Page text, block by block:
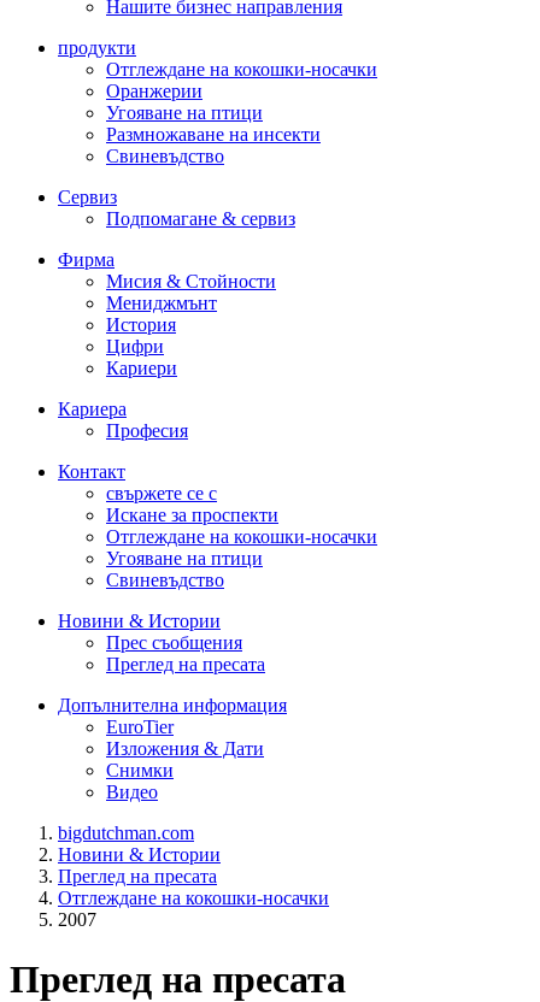
Нашите бизнес направления
продукти
Отглеждане на кокошки-носачки
Оранжерии
Угояване на птици
Размножаване на инсекти
Свиневъдство
Сервиз
Подпомагане & сервиз
Фирма
Мисия & Стойности
Мениджмънт
История
Цифри
Кариери
Кариера
Професия
Контакт
свържете се с
Искане за проспекти
Отглеждане на кокошки-носачки
Угояване на птици
Свиневъдство
Новини & Истории
Прес съобщения
Преглед на пресата
Допълнителна информация
EuroTier
Изложения & Дати
Снимки
Видео
bigdutchman.com
Новини & Истории
Преглед на пресата
Отглеждане на кокошки-носачки
2007
Преглед на пресата